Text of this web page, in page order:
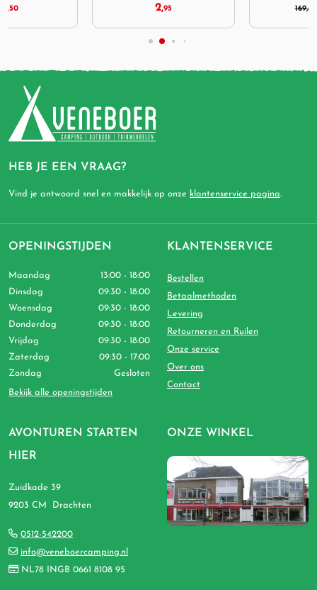
HEB JE EEN VRAAG?
Vind je antwoord snel en makkelijk op onze klantenservice pagina.
AVONTUREN STARTEN
HIER
Zuidkade 39
9203 CM Drachten
0512-542200
info@veneboercamping.nl
NL78 INGB 0661 8108 95
OPENINGSTIJDEN
Maandag
13:00 - 18:00
Dinsdag
09:30 - 18:00
Woensdag
09:30 - 18:00
Donderdag
09:30 - 18:00
Vrijdag
09:30 - 18:00
Zaterdag
09:30 - 17:00
Zondag
Gesloten
Bekijk alle openingstijden
KLANTENSERVICE
Bestellen
Betaalmethoden
Levering
Retourneren en Ruilen
Onze service
Over ons
Contact
ONZE WINKEL